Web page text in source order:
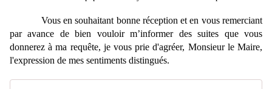
Vous en souhaitant bonne réception et en vous remerciant
par avance de bien vouloir m’informer des suites que vous
donnerez à ma requête, je vous prie d'agréer, Monsieur le Maire,
l'expression de mes sentiments distingués.